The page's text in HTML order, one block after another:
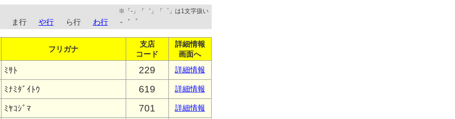
※「-」「゛」「゜」は1文字扱い
ま行 や行 ら行 わ行 -゛゜
フリガナ
支店
コード
詳細情報
画面へ
ﾐｻﾄ 229 詳細情報
ﾐﾅﾐﾀﾞｲﾄｳ 619 詳細情報
ﾐﾔｺｼﾞﾏ 701 詳細情報